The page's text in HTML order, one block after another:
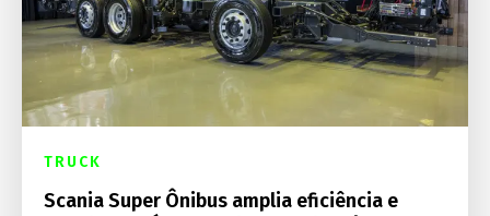
TRUCK
Scania Super Ônibus amplia eficiência e